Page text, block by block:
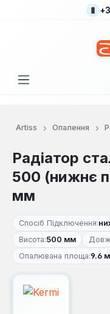
Перейти до
Artiss Опалення
Радіатор
500 (нижнє
мм
Спосіб Підключення:
Висота:500 мм
Опалювана площа:9.6